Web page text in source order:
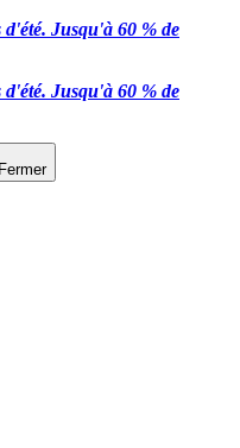
d'été. Jusqu'à 60 % de
d'été. Jusqu'à 60 % de
Fermer